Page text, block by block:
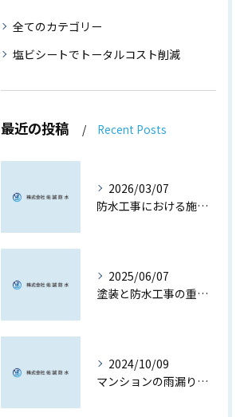
全てのカテゴリー
塩ビシートでトータルコスト削減
最近の投稿 Recent Posts
2026/03/07
防水工事における施工品質の核心
2025/06/07
塗装と防水工事の重要性
2024/10/09
マンションの雨漏り防止対策と選び方